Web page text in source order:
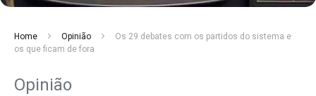
Home Opinião
Os 29 debates com os partidos do sistema e
os que ficam de fora
Opinião